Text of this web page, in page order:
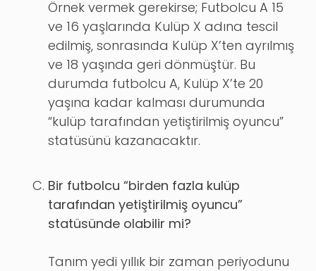
Örnek vermek gerekirse; Futbolcu A 15
ve 16 yaşlarında Kulüp X adına tescil
edilmiş, sonrasında Kulüp X’ten ayrılmış
ve 18 yaşında geri dönmüştür. Bu
durumda futbolcu A, Kulüp X’te 20
yaşına kadar kalması durumunda
“kulüp tarafından yetiştirilmiş oyuncu”
statüsünü kazanacaktır.
Bir futbolcu “birden fazla kulüp
tarafından yetiştirilmiş oyuncu”
statüsünde olabilir mi?
Tanım yedi yıllık bir zaman periyodunu